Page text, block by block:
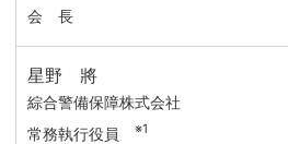
会 長
星野 將
綜合警備保障株式会社
常務執行役員
※1